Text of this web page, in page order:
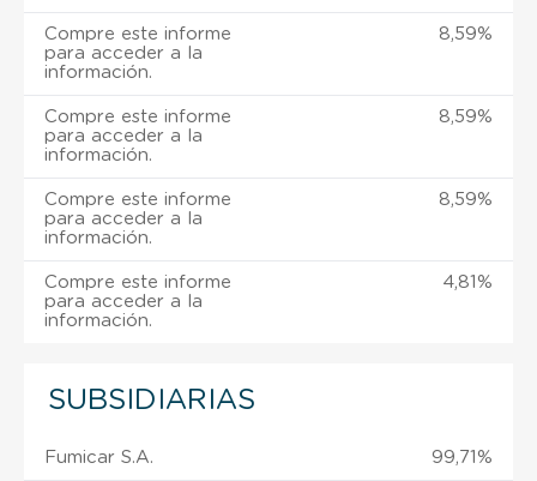
Compre este informe
para acceder a la
información.
8,59%
Compre este informe
para acceder a la
información.
8,59%
Compre este informe
para acceder a la
información.
8,59%
Compre este informe
para acceder a la
información.
4,81%
SUBSIDIARIAS
Fumicar S.A. 99,71%